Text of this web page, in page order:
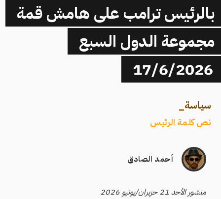
بالرئيس ترامب على هامش قمة
مجموعة الدول السبع
17/6/2026
سياسة_
نص كلمة الرئيس
أحمد الصادق
منشور الأحد 21 حزيران/يونيو 2026